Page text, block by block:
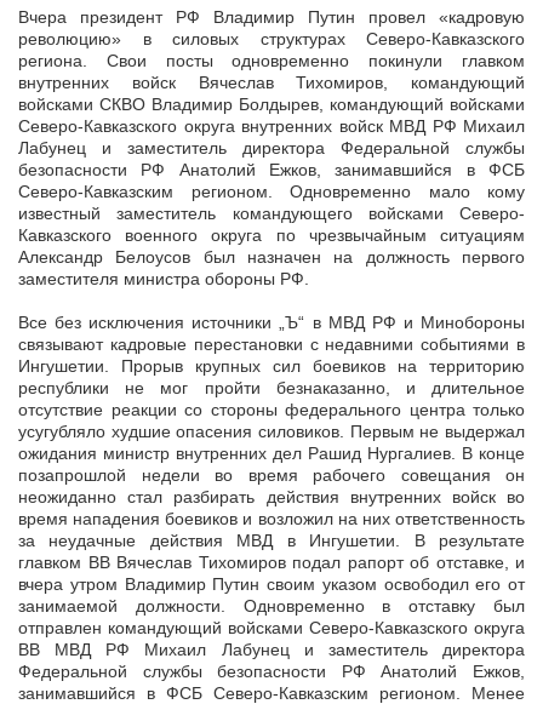
Вчера президент РФ Владимир Путин провел «кадровую
революцию» в силовых структурах Северо-Кавказского
региона. Свои посты одновременно покинули главком
внутренних войск Вячеслав Тихомиров, командующий
войсками СКВО Владимир Болдырев, командующий войсками
Северо-Кавказского округа внутренних войск МВД РФ Михаил
Лабунец и заместитель директора Федеральной службы
безопасности РФ Анатолий Ежков, занимавшийся в ФСБ
Северо-Кавказским регионом. Одновременно мало кому
известный заместитель командующего войсками Северо-
Кавказского военного округа по чрезвычайным ситуациям
Александр Белоусов был назначен на должность первого
заместителя министра обороны РФ.
Все без исключения источники „Ъ“ в МВД РФ и Минобороны
связывают кадровые перестановки с недавними событиями в
Ингушетии. Прорыв крупных сил боевиков на территорию
республики не мог пройти безнаказанно, и длительное
отсутствие реакции со стороны федерального центра только
усугубляло худшие опасения силовиков. Первым не выдержал
ожидания министр внутренних дел Рашид Нургалиев. В конце
позапрошлой недели во время рабочего совещания он
неожиданно стал разбирать действия внутренних войск во
время нападения боевиков и возложил на них ответственность
за неудачные действия МВД в Ингушетии. В результате
главком ВВ Вячеслав Тихомиров подал рапорт об отставке, и
вчера утром Владимир Путин своим указом освободил его от
занимаемой должности. Одновременно в отставку был
отправлен командующий войсками Северо-Кавказского округа
ВВ МВД РФ Михаил Лабунец и заместитель директора
Федеральной службы безопасности РФ Анатолий Ежков,
занимавшийся в ФСБ Северо-Кавказским регионом. Менее